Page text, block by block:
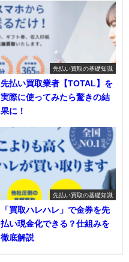
先払い買取の基礎知識
先払い買取業者【TOTAL】を
実際に使ってみたら驚きの結
果に！
先払い買取の基礎知識
「買取ハレハレ」で金券を先
払い現金化できる？仕組みを
徹底解説